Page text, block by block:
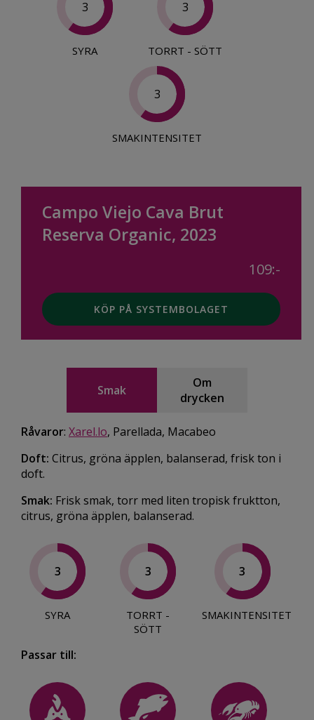
3
SYRA
3
TORRT - SÖTT
3
SMAKINTENSITET
Campo Viejo Cava Brut
Reserva Organic, 2023
109:-
KÖP PÅ SYSTEMBOLAGET
Smak
Om
drycken
Råvaror: Xarel.lo, Parellada, Macabeo
Doft: Citrus, gröna äpplen, balanserad, frisk ton i
doft.
Smak: Frisk smak, torr med liten tropisk fruktton,
citrus, gröna äpplen, balanserad.
3
SYRA
3
TORRT -
SÖTT
3
SMAKINTENSITET
Passar till: